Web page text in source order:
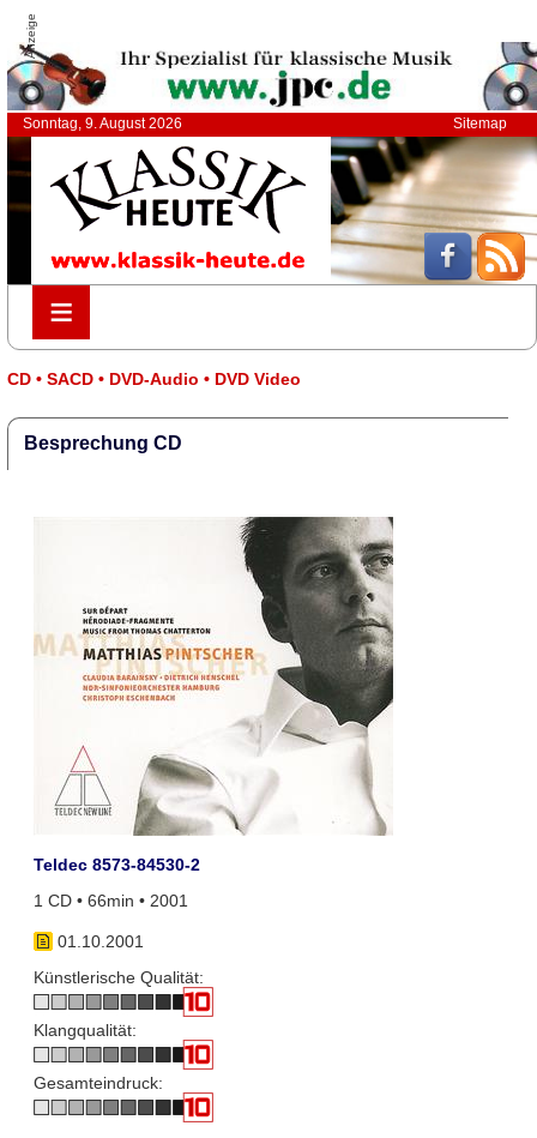
Anzeige
Sonntag, 9. August 2026 Sitemap
≡
≡
CD • SACD • DVD-Audio • DVD Video
Besprechung CD
Teldec 8573-84530-2
1 CD • 66min • 2001
01.10.2001
Künstlerische Qualität:
Klangqualität:
Gesamteindruck: